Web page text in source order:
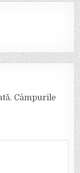
Câmpurile